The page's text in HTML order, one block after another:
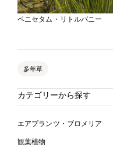
ペニセタム・リトルバニー
多年草
カテゴリーから探す
エアプランツ・ブロメリア
観葉植物